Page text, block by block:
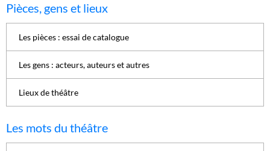
Pièces, gens et lieux
Les pièces : essai de catalogue
Les gens : acteurs, auteurs et autres
Lieux de théâtre
Les mots du théâtre